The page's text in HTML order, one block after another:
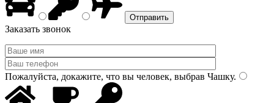
Заказать звонок
Пожалуйста, докажите, что вы человек, выбрав Чашку.